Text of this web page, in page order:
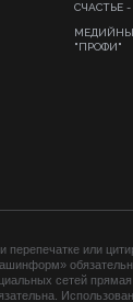
СЧАСТЬЕ
"ПРОФИ"
перепечатке или
сетей прямая